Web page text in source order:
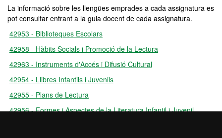
La informació sobre les llengües emprades a cada assignatura es
pot consultar entrant a la guia docent de cada assignatura.
42953 - Biblioteques Escolars
42958 - Hàbits Socials i Promoció de la Lectura
42963 - Instruments d'Accés i Difusió Cultural
42954 - Llibres Infantils i Juvenils
42955 - Plans de Lectura
42956 - Formes i Aspectes de la Literatura Infantil i Juvenil